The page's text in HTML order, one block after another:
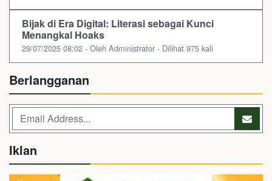
Bijak di Era Digital: Literasi sebagai Kunci
Menangkal Hoaks
29/07/2025 08:02 - Oleh Administrator - Dilihat 975 kali
Berlangganan
Iklan